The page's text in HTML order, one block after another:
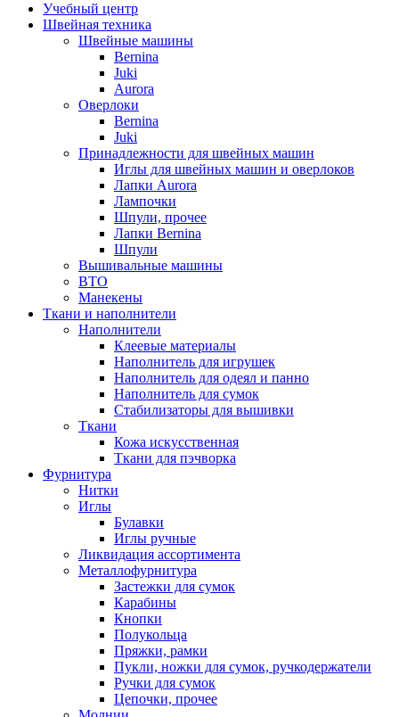
Учебный центр
Швейная техника
Швейные машины
Bernina
Juki
Aurora
Оверлоки
Bernina
Juki
Принадлежности для швейных машин
Иглы для швейных машин и оверлоков
Лапки Aurora
Лампочки
Шпули, прочее
Лапки Bernina
Шпули
Вышивальные машины
ВТО
Манекены
Ткани и наполнители
Наполнители
Клеевые материалы
Наполнитель для игрушек
Наполнитель для одеял и панно
Наполнитель для сумок
Стабилизаторы для вышивки
Ткани
Кожа искусственная
Ткани для пэчворка
Фурнитура
Нитки
Иглы
Булавки
Иглы ручные
Ликвидация ассортимента
Металлофурнитура
Застежки для сумок
Карабины
Кнопки
Полукольца
Пряжки, рамки
Пукли, ножки для сумок, ручкодержатели
Ручки для сумок
Цепочки, прочее